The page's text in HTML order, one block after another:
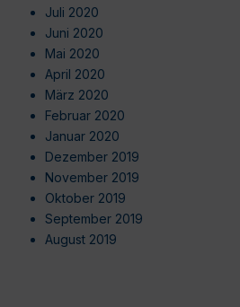
Juli 2020
Juni 2020
Mai 2020
April 2020
März 2020
Februar 2020
Januar 2020
Dezember 2019
November 2019
Oktober 2019
September 2019
August 2019